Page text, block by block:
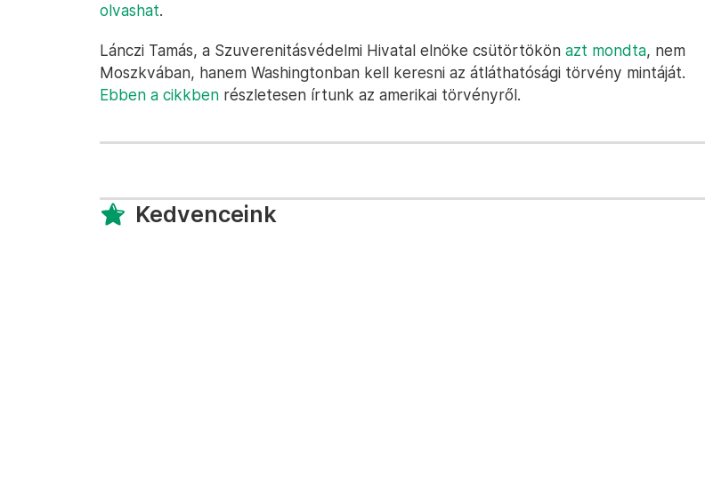
olvashat.
Lánczi Tamás, a Szuverenitásvédelmi Hivatal elnöke csütörtökön azt mondta, nem
Moszkvában, hanem Washingtonban kell keresni az átláthatósági törvény mintáját.
Ebben a cikkben részletesen írtunk az amerikai törvényről.
Kedvenceink